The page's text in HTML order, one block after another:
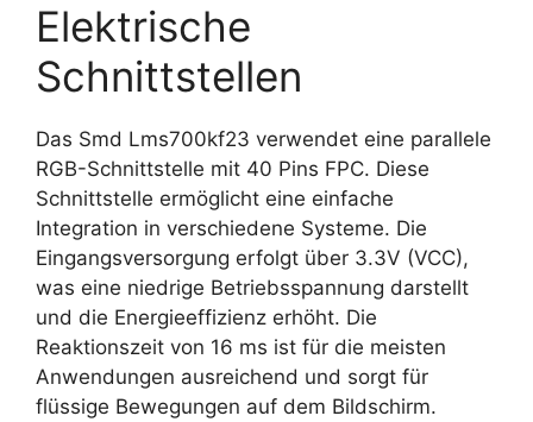
Elektrische
Schnittstellen
Das Smd Lms700kf23 verwendet eine parallele
RGB-Schnittstelle mit 40 Pins FPC. Diese
Schnittstelle ermöglicht eine einfache
Integration in verschiedene Systeme. Die
Eingangsversorgung erfolgt über 3.3V (VCC),
was eine niedrige Betriebsspannung darstellt
und die Energieeffizienz erhöht. Die
Reaktionszeit von 16 ms ist für die meisten
Anwendungen ausreichend und sorgt für
flüssige Bewegungen auf dem Bildschirm.